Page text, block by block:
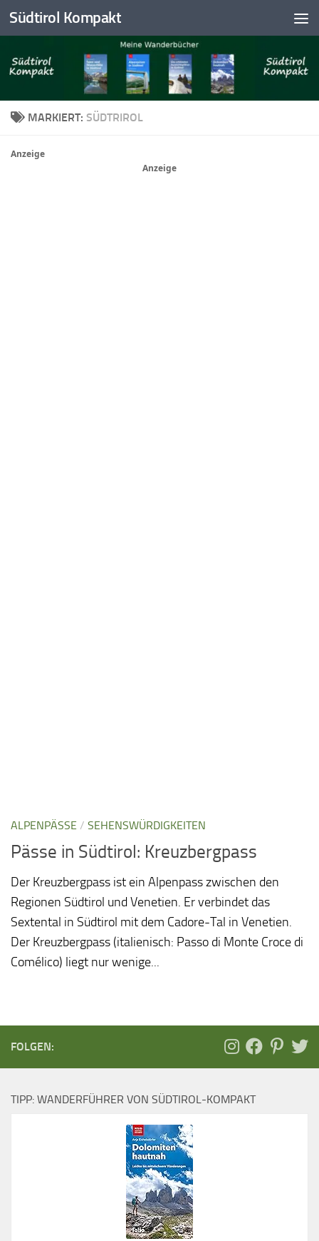
Skip to content
Südtirol Kompakt
MARKIERT: SÜDTRIROL
Anzeige
Anzeige
ALPENPÄSSE / SEHENSWÜRDIGKEITEN
Pässe in Südtirol: Kreuzbergpass
Der Kreuzbergpass ist ein Alpenpass zwischen den
Regionen Südtirol und Venetien. Er verbindet das
Sextental in Südtirol mit dem Cadore-Tal in Venetien.
Der Kreuzbergpass (italienisch: Passo di Monte Croce di
Comélico) liegt nur wenige...
FOLGEN:
TIPP: WANDERFÜHRER VON SÜDTIROL-KOMPAKT